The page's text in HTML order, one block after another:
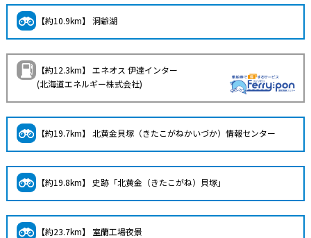
【約10.9km】 洞爺湖
【約12.3km】 エネオス 伊達インター
(北海道エネルギー株式会社)
【約19.7km】 北黄金貝塚（きたこがねかいづか）情報センター
【約19.8km】 史跡「北黄金（きたこがね）貝塚」
【約23.7km】 室蘭工場夜景